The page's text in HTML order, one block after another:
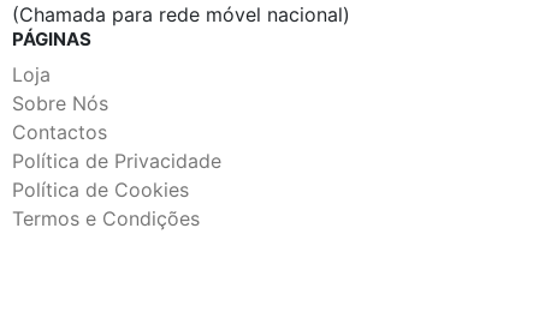
(Chamada para rede móvel nacional)
PÁGINAS
Loja
Sobre Nós
Contactos
Política de Privacidade
Política de Cookies
Termos e Condições